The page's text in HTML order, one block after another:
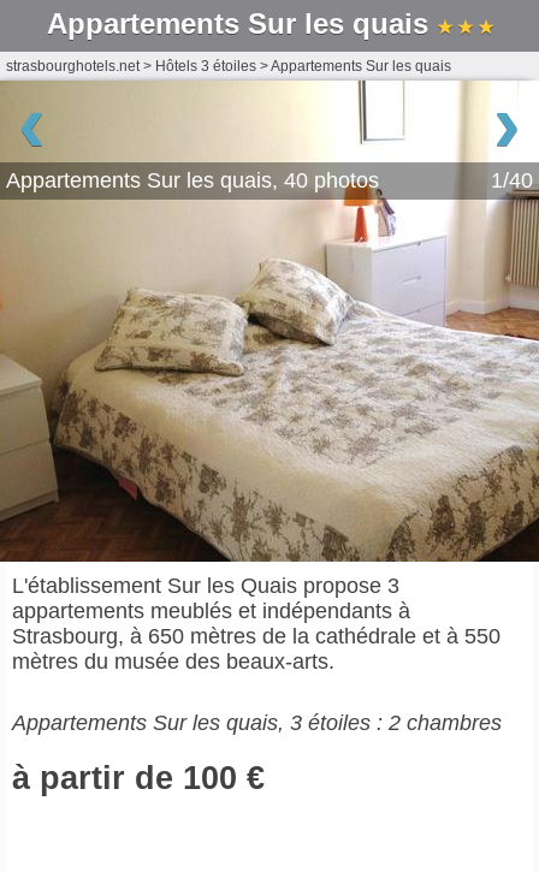
Appartements Sur les quais ★ ★ ★
strasbourghotels.net> Hôtels 3 étoiles >Appartements Sur les quais
‹ ›
Appartements Sur les quais, 40 photos 1/40
L'établissement Sur les Quais propose 3
appartements meublés et indépendants à
Strasbourg, à 650 mètres de la cathédrale et à 550
mètres du musée des beaux-arts.
Appartements Sur les quais, 3 étoiles : 2 chambres
à partir de 100 €